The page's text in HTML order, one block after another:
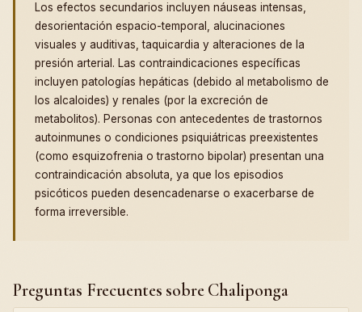
Los efectos secundarios incluyen náuseas intensas,
desorientación espacio-temporal, alucinaciones
visuales y auditivas, taquicardia y alteraciones de la
presión arterial. Las contraindicaciones específicas
incluyen patologías hepáticas (debido al metabolismo de
los alcaloides) y renales (por la excreción de
metabolitos). Personas con antecedentes de trastornos
autoinmunes o condiciones psiquiátricas preexistentes
(como esquizofrenia o trastorno bipolar) presentan una
contraindicación absoluta, ya que los episodios
psicóticos pueden desencadenarse o exacerbarse de
forma irreversible.
Preguntas Frecuentes sobre Chaliponga